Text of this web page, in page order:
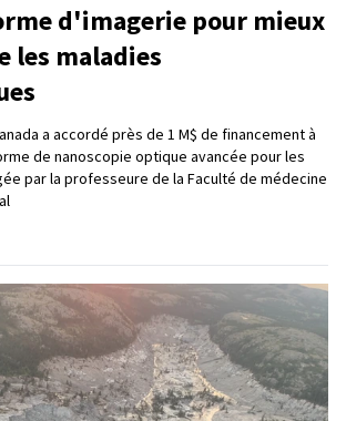
d'imagerie pour mieux
les maladies
a accordé près de 1 M$ de financement à
de nanoscopie optique avancée pour les
par la professeure de la Faculté de médecine